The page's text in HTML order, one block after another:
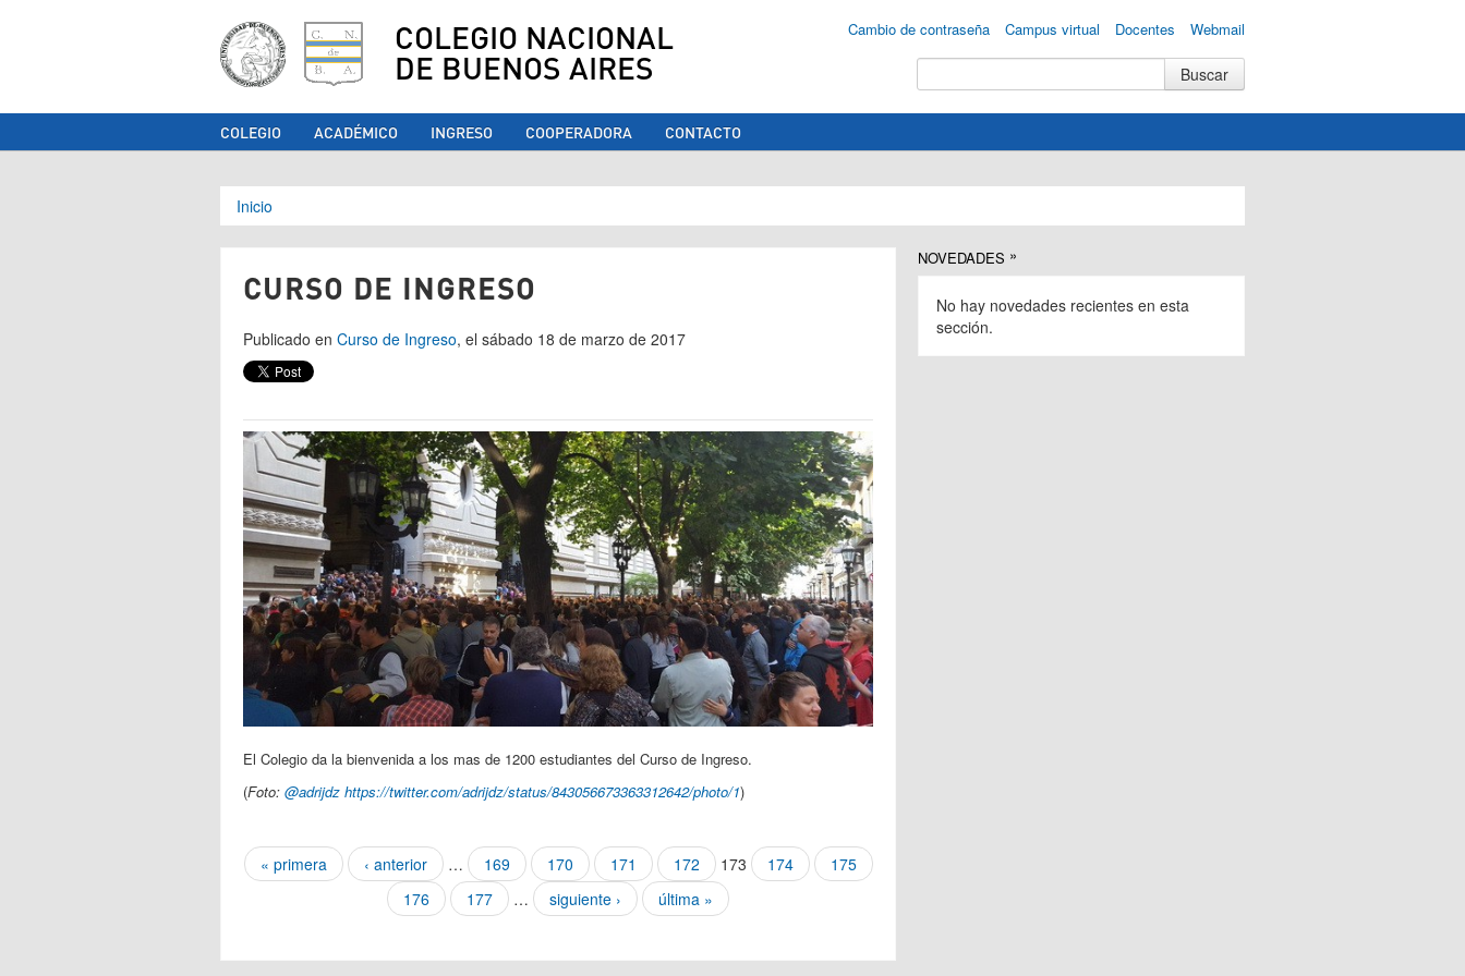
COLEGIO NACIONAL
DE BUENOS AIRES
Cambio de contraseña Campus virtual Docentes Webmail
COLEGIO ACADÉMICO INGRESO COOPERADORA CONTACTO
Se encuentra usted aquí
Inicio
CURSO DE INGRESO
Publicado en Curso de Ingreso, el sábado 18 de marzo de 2017
El Colegio da la bienvenida a los mas de 1200 estudiantes del Curso de Ingreso.
(Foto: @adrijdz https://twitter.com/adrijdz/status/843056673363312642/photo/1)
Páginas
« primera ‹ anterior … 169 170 171 172 173 174
175
176
177 … siguiente › última »
NOVEDADES
No hay novedades recientes en esta
sección.